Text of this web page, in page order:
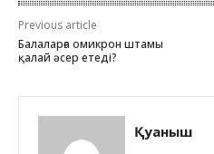
Previous article
Балаларға омикрон штамы
қалай әсер етеді?
Қуаныш